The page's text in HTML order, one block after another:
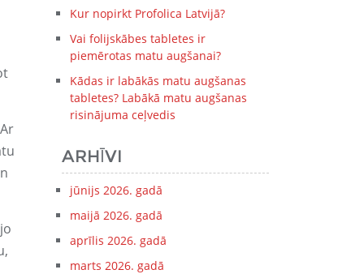
Kur nopirkt Profolica Latvijā?
Vai folijskābes tabletes ir
piemērotas matu augšanai?
Kādas ir labākās matu augšanas
tabletes? Labākā matu augšanas
risinājuma ceļvedis
ARHĪVI
jūnijs 2026. gadā
maijā 2026. gadā
aprīlis 2026. gadā
marts 2026. gadā